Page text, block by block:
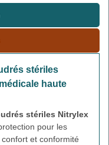
stériles
haute
stériles Nitrylex
pour les
et conformité